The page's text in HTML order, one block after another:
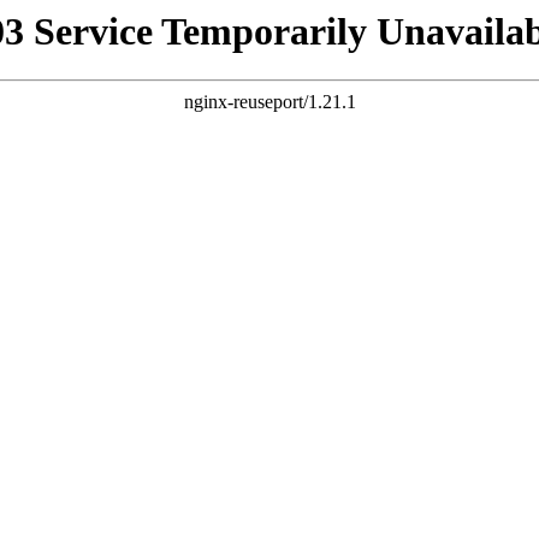
Service Temporarily
nginx-reuseport/1.21.1